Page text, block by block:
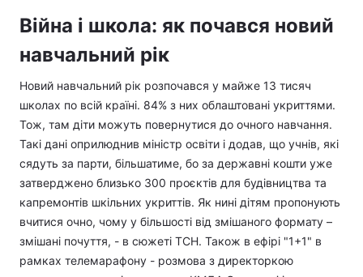
Війна і школа: як почався новий
навчальний рік
Новий навчальний рік розпочався у майже 13 тисяч
школах по всій країні. 84% з них облаштовані укриттями.
Тож, там діти можуть повернутися до очного навчання.
Такі дані оприлюднив міністр освіти і додав, що учнів, які
сядуть за парти, більшатиме, бо за державні кошти уже
затверджено близько 300 проєктів для будівництва та
капремонтів шкільних укриттів. Як нині дітям пропонують
вчитися очно, чому у більшості від змішаного формату –
змішані почуття, - в сюжеті ТСН. Також в ефірі "1+1" в
рамках телемарафону - розмова з директоркою